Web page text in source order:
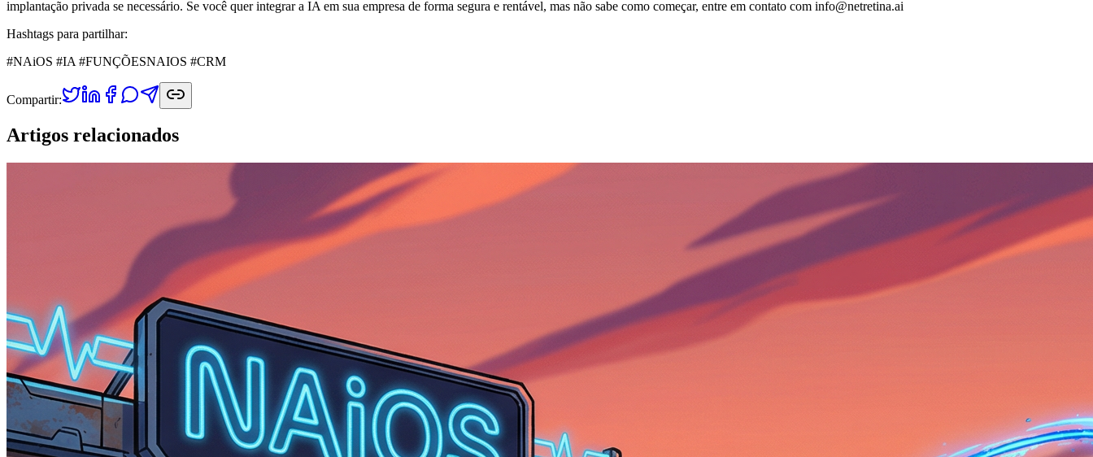
implantação privada se necessário. Se você quer integrar a IA em sua empresa de forma segura e rentável, mas não sabe como começar, entre em contato com info@netretina.ai
Hashtags para partilhar:
#NAiOS #IA #FUNÇÕESNAIOS #CRM
Compartir:
Artigos relacionados